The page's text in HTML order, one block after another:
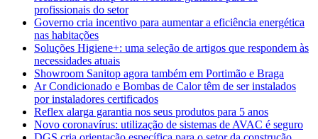
profissionais do setor
Governo cria incentivo para aumentar a eficiência energética
nas habitações
Soluções Higiene+: uma seleção de artigos que respondem às
necessidades atuais
Showroom Sanitop agora também em Portimão e Braga
Ar Condicionado e Bombas de Calor têm de ser instalados
por instaladores certificados
Reflex alarga garantia nos seus produtos para 5 anos
Novo coronavírus: utilização de sistemas de AVAC é seguro